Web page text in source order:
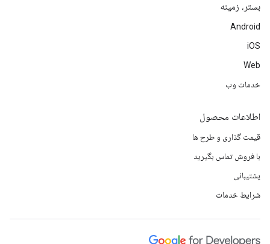
بستر، زمینه
Android
iOS
Web
خدمات وب
اطلاعات محصول
قیمت گذاری و طرح ها
با فروش تماس بگیرید
پشتیبانی
شرایط خدمات